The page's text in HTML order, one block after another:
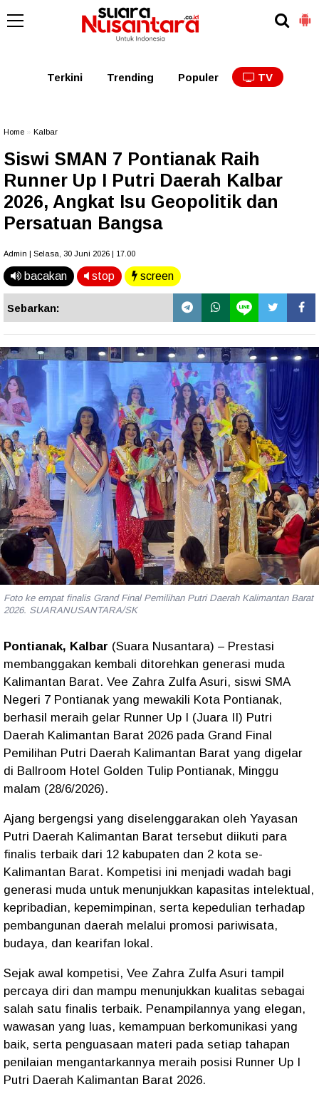
Kalbar Kalteng
Terkini Trending Populer TV
Home Kalbar
Siswi SMAN 7 Pontianak Raih
Runner Up I Putri Daerah Kalbar
2026, Angkat Isu Geopolitik dan
Persatuan Bangsa
Admin | Selasa, 30 Juni 2026 | 17.00
bacakan stop screen
Sebarkan:
Foto ke empat finalis Grand Final Pemilihan Putri Daerah Kalimantan Barat
2026. SUARANUSANTARA/SK
Pontianak, Kalbar (Suara Nusantara) – Prestasi
membanggakan kembali ditorehkan generasi muda
Kalimantan Barat. Vee Zahra Zulfa Asuri, siswi SMA
Negeri 7 Pontianak yang mewakili Kota Pontianak,
berhasil meraih gelar Runner Up I (Juara II) Putri
Daerah Kalimantan Barat 2026 pada Grand Final
Pemilihan Putri Daerah Kalimantan Barat yang digelar
di Ballroom Hotel Golden Tulip Pontianak, Minggu
malam (28/6/2026).
Ajang bergengsi yang diselenggarakan oleh Yayasan
Putri Daerah Kalimantan Barat tersebut diikuti para
finalis terbaik dari 12 kabupaten dan 2 kota se-
Kalimantan Barat. Kompetisi ini menjadi wadah bagi
generasi muda untuk menunjukkan kapasitas intelektual,
kepribadian, kepemimpinan, serta kepedulian terhadap
pembangunan daerah melalui promosi pariwisata,
budaya, dan kearifan lokal.
Sejak awal kompetisi, Vee Zahra Zulfa Asuri tampil
percaya diri dan mampu menunjukkan kualitas sebagai
salah satu finalis terbaik. Penampilannya yang elegan,
wawasan yang luas, kemampuan berkomunikasi yang
baik, serta penguasaan materi pada setiap tahapan
penilaian mengantarkannya meraih posisi Runner Up I
Putri Daerah Kalimantan Barat 2026.